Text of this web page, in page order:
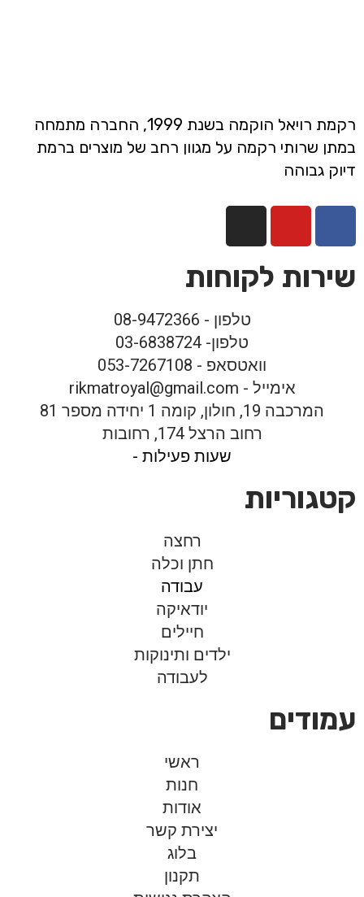
רקמת רויאל הוקמה בשנת 1999, החברה מתמחה
במתן שרותי רקמה על מגוון רחב של מוצרים ברמת
דיוק גבוהה
שירות לקוחות
טלפון - 08-9472366
טלפון- 03-6838724
וואטסאפ - 053-7267108
אימייל - rikmatroyal@gmail.com
המרכבה 19, חולון, קומה 1 יחידה מספר 81
רחוב הרצל 174, רחובות
שעות פעילות -
קטגוריות
רחצה
חתן וכלה
עבודה
יודאיקה
חיילים
ילדים ותינוקות
לעבודה
עמודים
ראשי
חנות
אודות
יצירת קשר
בלוג
תקנון